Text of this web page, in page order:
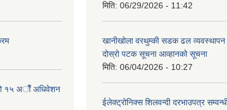
१५ अाैँ अधिवेशन
मिति: 06/29/2026 - 11:42
खानीखोला वरथुम्की सडक ढल व्यवस्थापन
दोस्रो पटक सूचना आव्हानको सूचना
मिति: 06/04/2026 - 10:27
ईलेक्ट्रोनिक्स शिलवन्दी दरभाउपत्र